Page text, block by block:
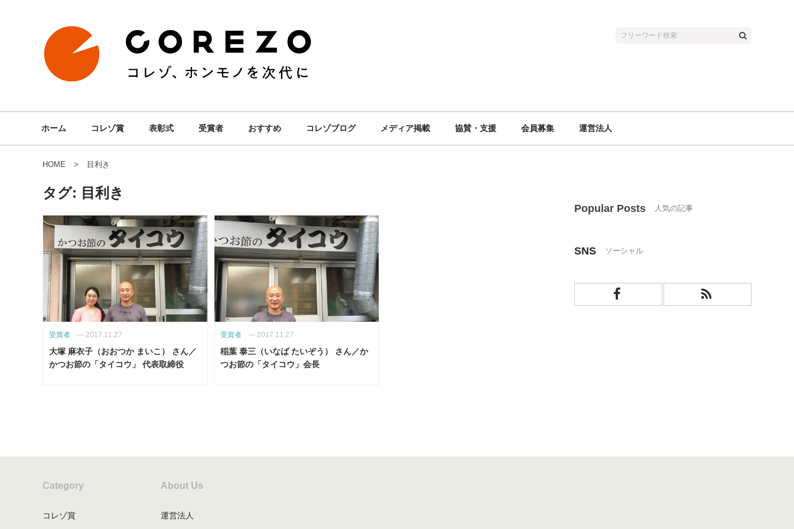
ホーム コレゾ賞 表彰式 受賞者 おすすめ コレゾブログ メディア掲載 協賛・支援 会員募集 運営法人
HOME 目利き
タグ: 目利き
受賞者 — 2017.11.27
大塚 麻衣子（おおつか まいこ） さん／
かつお節の「タイコウ」 代表取締役
受賞者 — 2017.11.27
稲葉 泰三（いなば たいぞう） さん／か
つお節の「タイコウ」会長
Popular Posts
SNS
Category
コレゾ賞
About Us
運営法人